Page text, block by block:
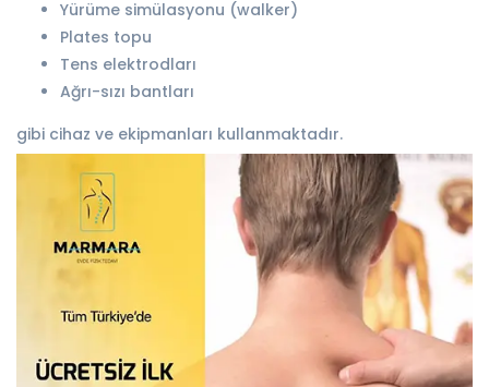
Yürüme simülasyonu (walker)
Plates topu
Tens elektrodları
Ağrı-sızı bantları
gibi cihaz ve ekipmanları kullanmaktadır.